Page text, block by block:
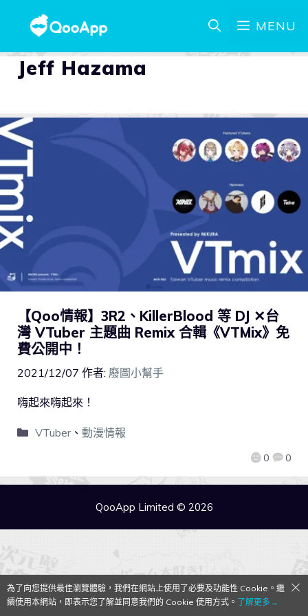
MENU
Jeff Hazama
【Qoo情報】3R2、KillerBlood 等 DJ ✕台
灣 VTuber 主題曲 Remix 合輯《VTMix》免
費公開中！
2021/12/07 作者: 廢圖小幫手
0 0
嗨起來嗨起來！
VTuber、 動漫情報
QooApp Limited © 2026
為了向您提供最佳瀏覽體驗，我們在網站上使用了必要及功能性 Cookie。繼
續使用本網站，即表示您了解並同意我們的 Cookie 使用方式。 了解更多→